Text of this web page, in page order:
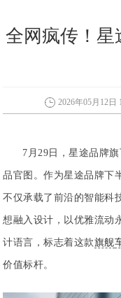
全网疯传！星
2026年05月12日
7月29日，星途品牌
品官图。作为星途品牌下
不仅承载了前沿的智能科
想融入设计，以优雅流动
计语言，标志着这款旗舰
价值标杆。